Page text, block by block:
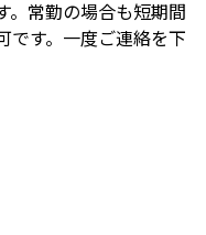
。常勤の場合も短期間
です。一度ご連絡を下